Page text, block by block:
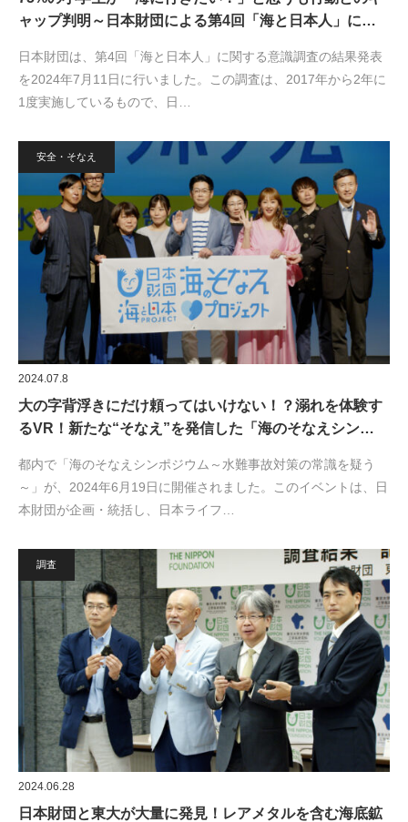
ャップ判明～日本財団による第4回「海と日本人」に…
日本財団は、第4回「海と日本人」に関する意識調査の結果発表
を2024年7月11日に行いました。この調査は、2017年から2年に
1度実施しているもので、日…
安全・そなえ
2024.07.8
大の字背浮きにだけ頼ってはいけない！？溺れを体験す
るVR！新たな“そなえ”を発信した「海のそなえシン…
都内で「海のそなえシンポジウム～水難事故対策の常識を疑う
～」が、2024年6月19日に開催されました。このイベントは、日
本財団が企画・統括し、日本ライフ…
調査
2024.06.28
日本財団と東大が大量に発見！レアメタルを含む海底鉱